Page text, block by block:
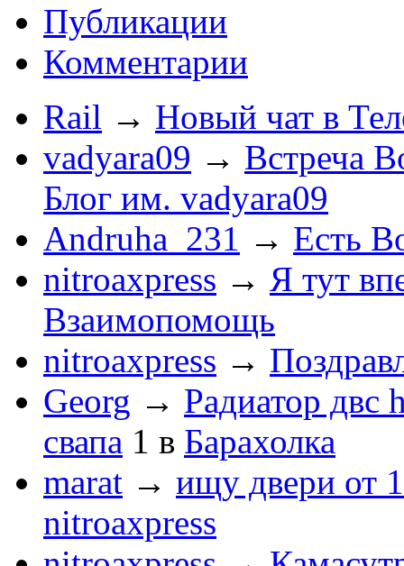
Публикации
Комментарии
Rail → Новый чат в
vadyara09 → Встреча
Блог им. vadyara09
Andruha_231 → Есть
nitroaxpress → Я тут
Взаимопомощь
nitroaxpress →
Georg → Радиатор двс
свапа 1 в Барахолка
marat → ищу двери от
nitroaxpress